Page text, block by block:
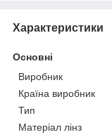
Характеристики
Основні
Виробник
Країна виробник
Тип
Матеріал лінз